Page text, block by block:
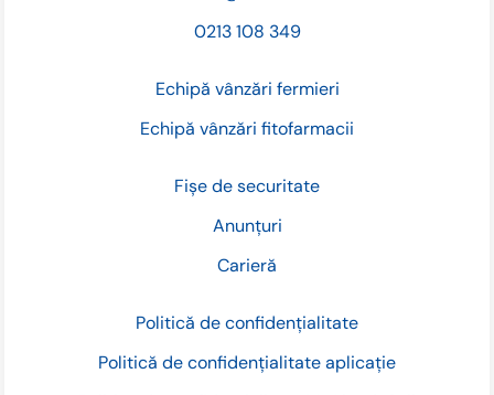
Fișe de securitate
Anunțuri
Carieră
Politică de confidențialitate
Politică de confidențialitate aplicație
0213 108 349
Echipă vânzări fermieri
Echipă vânzări fitofarmacii